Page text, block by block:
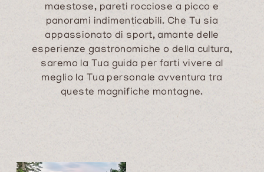
maestose, pareti rocciose a picco e
panorami indimenticabili. Che Tu sia
appassionato di sport, amante delle
esperienze gastronomiche o della cultura,
saremo la Tua guida per farti vivere al
meglio la Tua personale avventura tra
queste magnifiche montagne.